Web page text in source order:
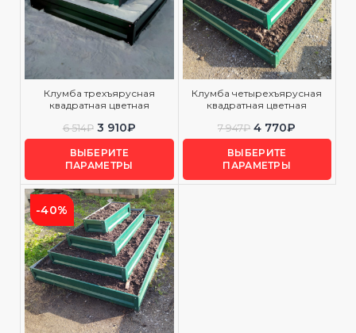
Клумба трехъярусная
квадратная цветная
6 514₽ 3 910₽
ВЫБЕРИТЕ
ПАРАМЕТРЫ
Клумба четырехъярусная
квадратная цветная
7 947₽ 4 770₽
ВЫБЕРИТЕ
ПАРАМЕТРЫ
-40%